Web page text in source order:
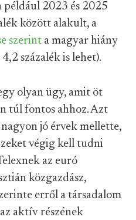
például 2023 és 2025
között alakult, a
szerint a magyar hiány
százalék is lehet).
olyan ügy, amit öt
túl fontos ahhoz. Azt
jó érvek mellette,
végig kell tudni
az euró
közgazdász,
erről a társadalom
aktív részének